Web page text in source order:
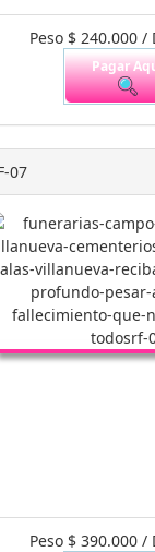
Peso $ 240.000 /
Pagar
07
Peso $ 390.000 /